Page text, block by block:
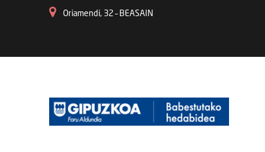
Oriamendi, 32 – BEASAIN